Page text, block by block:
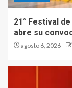
21° Festival
abre su
agosto 6, 2026